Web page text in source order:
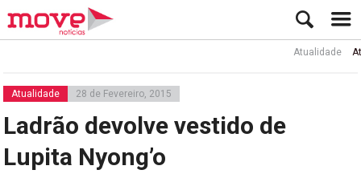
Atualidade Ator
Atualidade 28 de Fevereiro, 2015
Ladrão devolve vestido de
Lupita Nyong’o